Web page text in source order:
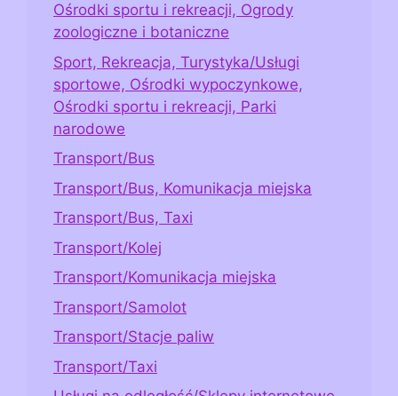
Ośrodki sportu i rekreacji, Ogrody
zoologiczne i botaniczne
Sport, Rekreacja, Turystyka/Usługi
sportowe, Ośrodki wypoczynkowe,
Ośrodki sportu i rekreacji, Parki
narodowe
Transport/Bus
Transport/Bus, Komunikacja miejska
Transport/Bus, Taxi
Transport/Kolej
Transport/Komunikacja miejska
Transport/Samolot
Transport/Stacje paliw
Transport/Taxi